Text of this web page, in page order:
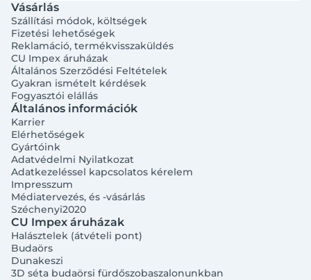
Vásárlás
Szállítási módok, költségek
Fizetési lehetőségek
Reklamáció, termékvisszaküldés
CU Impex áruházak
Általános Szerződési Feltételek
Gyakran ismételt kérdések
Fogyasztói elállás
Általános információk
Karrier
Elérhetőségek
Gyártóink
Adatvédelmi Nyilatkozat
Adatkezeléssel kapcsolatos kérelem
Impresszum
Médiatervezés, és -vásárlás
Széchenyi2020
CU Impex áruházak
Halásztelek (átvételi pont)
Budaörs
Dunakeszi
3D séta budaörsi fürdőszobaszalonunkban